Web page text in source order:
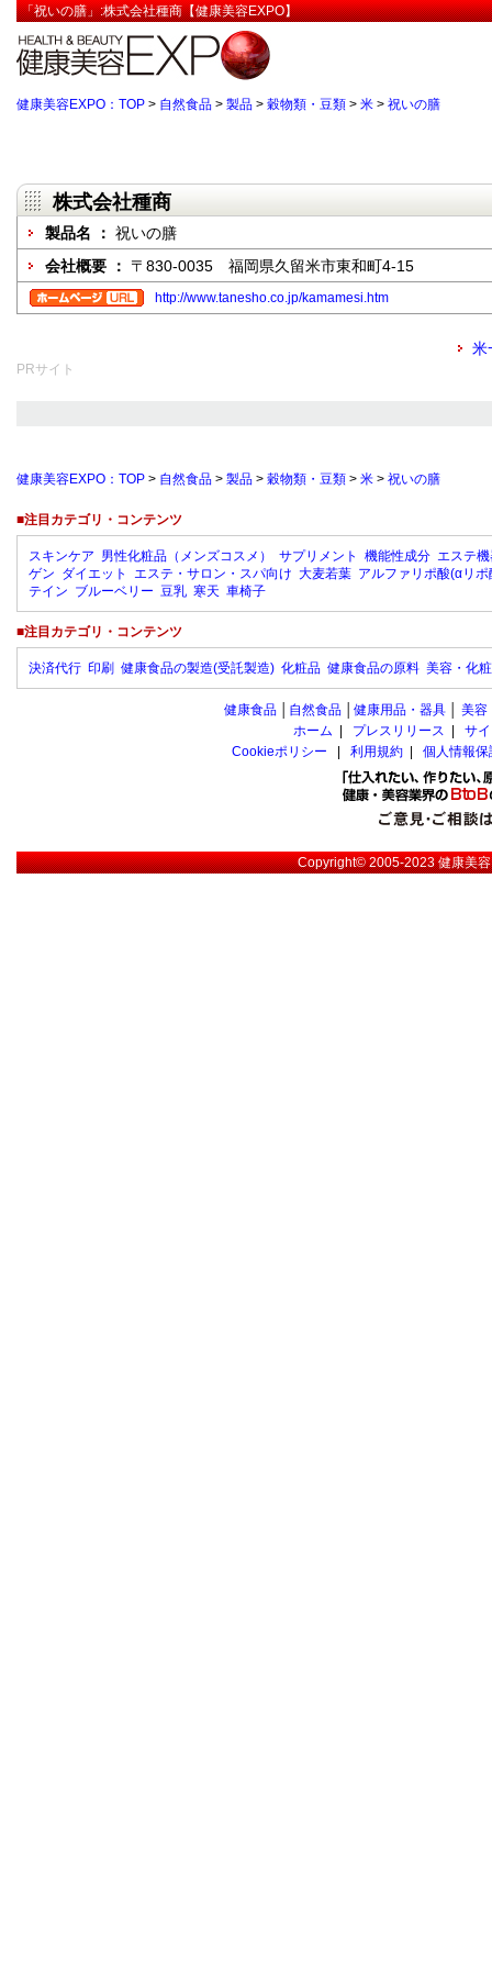
「祝いの膳」:株式会社種商【健康美容EXPO】
健康美容EXPO：TOP > 自然食品 > 製品 > 穀物類・豆類 > 米 > 祝いの膳
株式会社種商
製品名 ： 祝いの膳
会社概要 ： 〒830-0035 福岡県久留米市東和町4-15
http://www.tanesho.co.jp/kamamesi.htm
米
PRサイト
健康美容EXPO：TOP > 自然食品 > 製品 > 穀物類・豆類 > 米 > 祝いの膳
■注目カテゴリ・コンテンツ
スキンケア 男性化粧品（メンズコスメ） サプリメント 機能性成分 エステ
ゲン ダイエット エステ・サロン・スパ向け 大麦若葉 アルファリポ酸(αリポ
テイン ブルーベリー 豆乳 寒天 車椅子
■注目カテゴリ・コンテンツ
決済代行 印刷 健康食品の製造(受託製造) 化粧品 健康食品の原料 美容・化
健康食品 自然食品 健康用品・器具 美容
ホーム
プレスリリース
サ
Cookieポリシー
利用規約 個人情報
Copyright© 2005-2023健康美